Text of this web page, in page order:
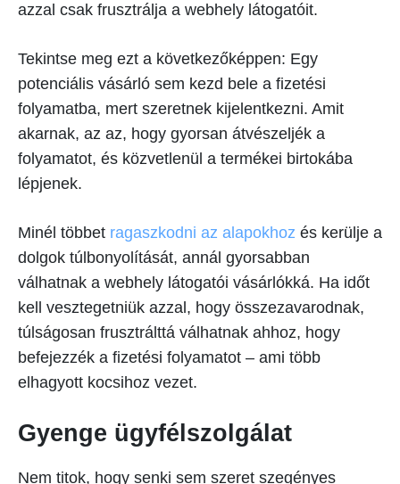
azzal csak frusztrálja a webhely látogatóit.
Tekintse meg ezt a következőképpen: Egy
potenciális vásárló sem kezd bele a fizetési
folyamatba, mert szeretnek kijelentkezni. Amit
akarnak, az az, hogy gyorsan átvészeljék a
folyamatot, és közvetlenül a termékei birtokába
lépjenek.
Minél többet ragaszkodni az alapokhoz és kerülje a
dolgok túlbonyolítását, annál gyorsabban
válhatnak a webhely látogatói vásárlókká. Ha időt
kell vesztegetniük azzal, hogy összezavarodnak,
túlságosan frusztrálttá válhatnak ahhoz, hogy
befejezzék a fizetési folyamatot – ami több
elhagyott kocsihoz vezet.
Gyenge ügyfélszolgálat
Nem titok, hogy senki sem szeret szegényes